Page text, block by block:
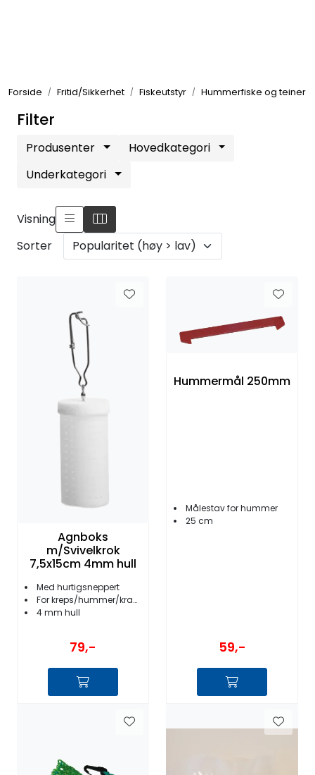
Forside Fritid/Sikkerhet Fiskeutstyr Hummerfiske og teiner
Filter
Produsenter
Hovedkategori
Underkategori
Visning
Sorter
Agnboks
m/Svivelkrok
7,5x15cm 4mm hull
Med hurtigsneppert
For kreps/hummer/krabbe
4 mm hull
79,-
Hummermål 250mm
Målestav for hummer
25 cm
59,-
Bygg/Innredning
VVS
Fortøyning
Fritid/Sikkerhet
Båtpleie/Opplag